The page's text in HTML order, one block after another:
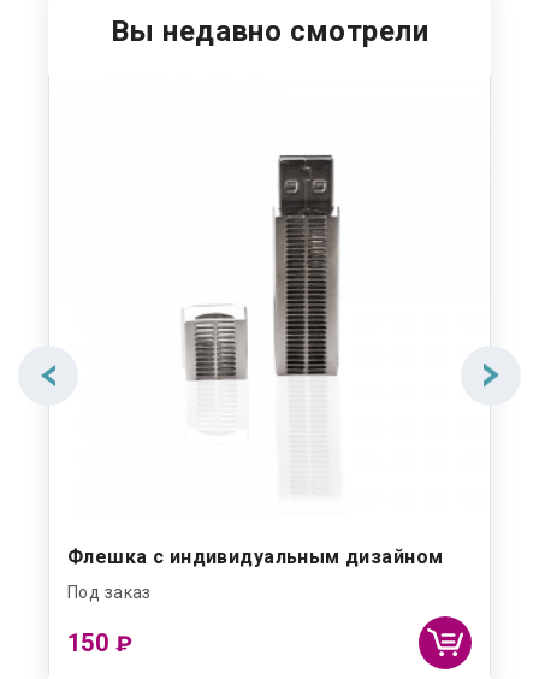
Вы недавно смотрели
Флешка с индивидуальным дизайном
Под заказ
150 ₽